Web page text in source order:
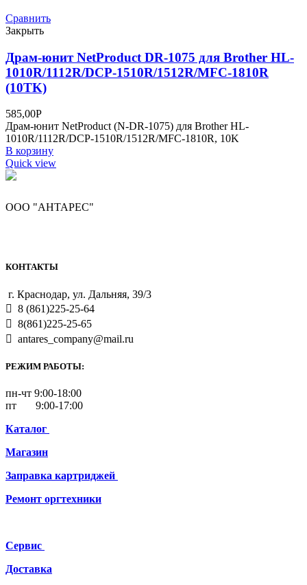
Сравнить
Закрыть
Драм-юнит NetProduct DR-1075 для Brother HL-
1010R/1112R/DCP-1510R/1512R/MFC-1810R
(10TK)
585,00Р
Драм-юнит NetProduct (N-DR-1075) для Brother HL-
1010R/1112R/DCP-1510R/1512R/MFC-1810R, 10K
В корзину
Quick view
ООО "АНТАРЕС"
КОНТАКТЫ
г. Краснодар, ул. Дальняя, 39/3
8 (861)225-25-64
8(861)225-25-65
antares_company@mail.ru
РЕЖИМ РАБОТЫ:
пн-чт 9:00-18:00
пт 9:00-17:00
Каталог
Магазин
Заправка картриджей
Ремонт оргтехники
Сервис
Доставка